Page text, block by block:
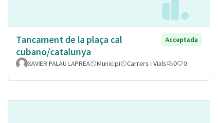
Tancament de la plaça cal
cubano/catalunya
Acceptada
XAVIER PALAU LAPREA Municipi Carrers i Vials 0 0